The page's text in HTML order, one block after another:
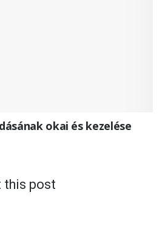
okai és kezelése
this post